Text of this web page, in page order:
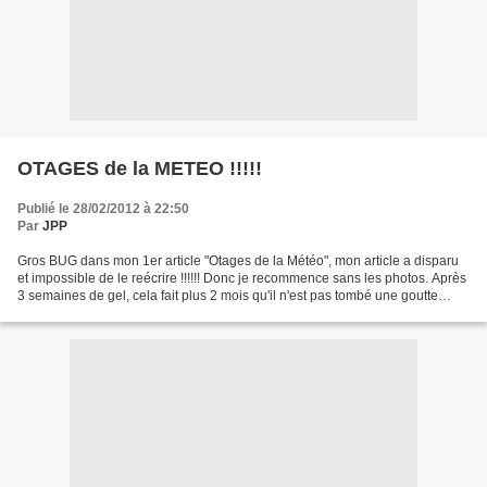
OTAGES de la METEO !!!!!
Publié le 28/02/2012 à 22:50
Par JPP
Gros BUG dans mon 1er article "Otages de la Météo", mon article a disparu
et impossible de le reécrire !!!!!! Donc je recommence sans les photos. Après
3 semaines de gel, cela fait plus 2 mois qu'il n'est pas tombé une goutte